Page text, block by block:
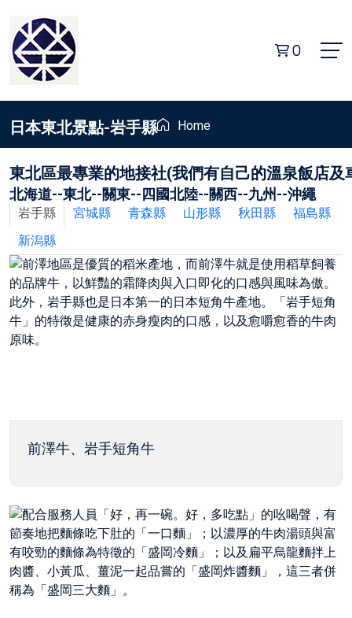
0
日本東北景點-岩手縣 Home
東北區最專業的地接社(我們有自己的溫泉飯店及
北海道--東北--關東-- 四國北陸--關西--九州--沖繩
岩手縣 宮城縣 青森縣 山形縣 秋田縣
福島縣
新潟縣
前澤牛、岩手短角牛